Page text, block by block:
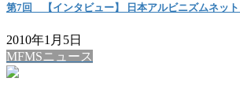
第7回 【インタビュー】 日本アルビニズムネット
2010年1月5日
MFMSニュース